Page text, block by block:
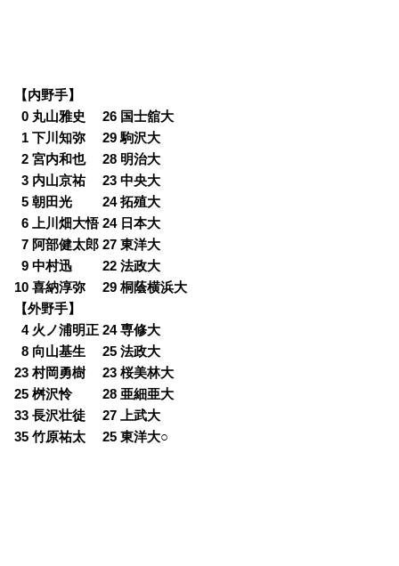
【内野手】
00 丸山雅史 26 国士舘大
1 下川知弥 29 駒沢大
02 宮内和也 28 明治大
03 内山京祐 23 中央大
05 朝田光 24 拓殖大
06 上川畑大悟 24 日本大
07 阿部健太郎 27 東洋大
09 中村迅 22 法政大
10 喜納淳弥 29 桐蔭横浜大
【外野手】
04 火ノ浦明正 24 専修大
08 向山基生 25 法政大
23 村岡勇樹 23 桜美林大
25 桝沢怜 28 亜細亜大
33 長沢壮徒 27 上武大
35 竹原祐太 25 東洋大○